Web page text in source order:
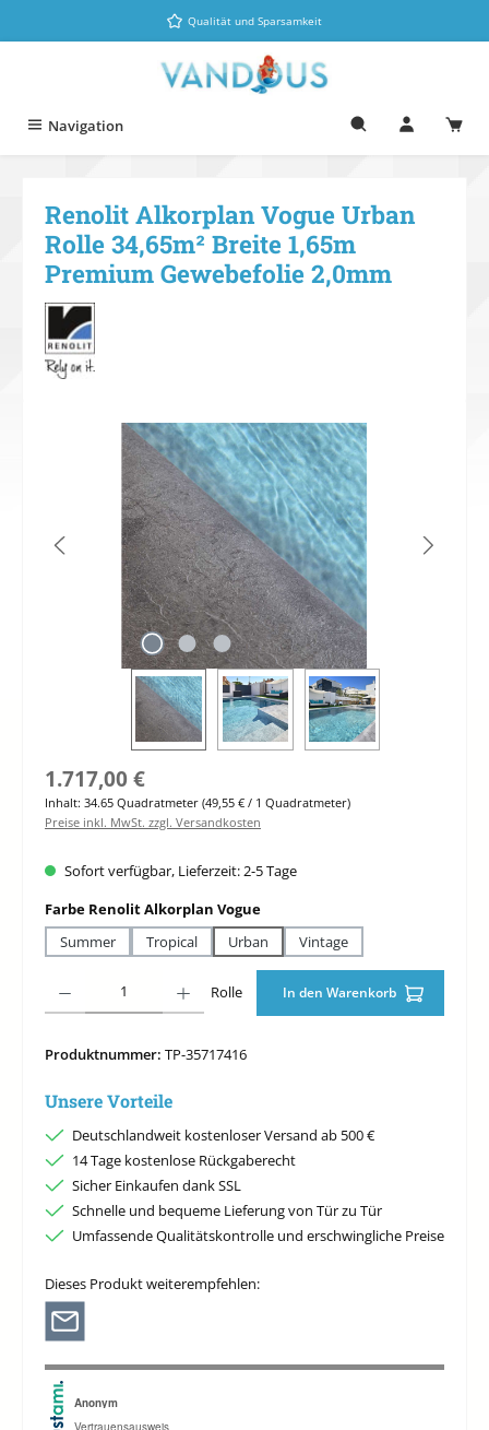
Zum Hauptinhalt springenQualität und Sparsamkeit
Navigation
Renolit Alkorplan Vogue Urban
Rolle 34,65m² Breite 1,65m
Premium Gewebefolie 2,0mm
Bildergalerie überspringen
Regulärer Preis:
1.717,00 €
Inhalt: 34.65 Quadratmeter (49,55 € / 1 Quadratmeter)
Preise inkl. MwSt. zzgl. Versandkosten
Sofort verfügbar, Lieferzeit: 2-5 Tage
Farbe Renolit Alkorplan Vogueauswählen
Summer
Tropical Urban Vintage
Rolle In den Warenkorb
Produktnummer: TP-35717416
Unsere Vorteile
Deutschlandweit kostenloser Versand ab 500 €
14 Tage kostenlose Rückgaberecht
Sicher Einkaufen dank SSL
Schnelle und bequeme Lieferung von Tür zu Tür
Umfassende Qualitätskontrolle und erschwingliche Preise
Dieses Produkt weiterempfehlen: